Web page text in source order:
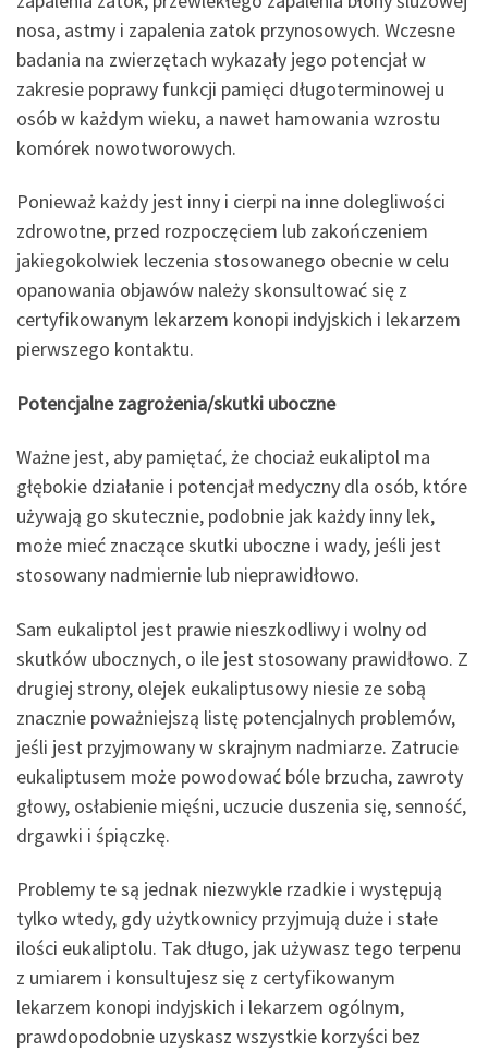
nosa, astmy i zapalenia zatok przynosowych. Wczesne
badania na zwierzętach wykazały jego potencjał w
zakresie poprawy funkcji pamięci długoterminowej u
osób w każdym wieku, a nawet hamowania wzrostu
komórek nowotworowych.
Ponieważ każdy jest inny i cierpi na inne dolegliwości
zdrowotne, przed rozpoczęciem lub zakończeniem
jakiegokolwiek leczenia stosowanego obecnie w celu
opanowania objawów należy skonsultować się z
certyfikowanym lekarzem konopi indyjskich i lekarzem
pierwszego kontaktu.
Potencjalne zagrożenia/skutki uboczne
Ważne jest, aby pamiętać, że chociaż eukaliptol ma
głębokie działanie i potencjał medyczny dla osób, które
używają go skutecznie, podobnie jak każdy inny lek,
może mieć znaczące skutki uboczne i wady, jeśli jest
stosowany nadmiernie lub nieprawidłowo.
Sam eukaliptol jest prawie nieszkodliwy i wolny od
skutków ubocznych, o ile jest stosowany prawidłowo. Z
drugiej strony, olejek eukaliptusowy niesie ze sobą
znacznie poważniejszą listę potencjalnych problemów,
jeśli jest przyjmowany w skrajnym nadmiarze. Zatrucie
eukaliptusem może powodować bóle brzucha, zawroty
głowy, osłabienie mięśni, uczucie duszenia się, senność,
drgawki i śpiączkę.
Problemy te są jednak niezwykle rzadkie i występują
tylko wtedy, gdy użytkownicy przyjmują duże i stałe
ilości eukaliptolu. Tak długo, jak używasz tego terpenu
z umiarem i konsultujesz się z certyfikowanym
lekarzem konopi indyjskich i lekarzem ogólnym,
prawdopodobnie uzyskasz wszystkie korzyści bez